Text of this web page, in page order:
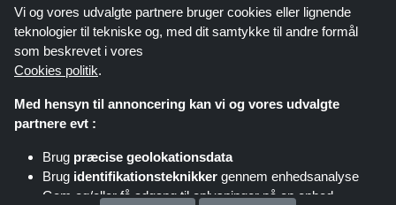
Shoppingspout.com/dk eller dets personale er ikke involveret, når du
foretager et køb via disse links, Shoppingspout.com/dk optjener kun
kommission gennem disse links/tilbud.
Vi og vores udvalgte partnere bruger cookies eller lignende
teknologier til tekniske og, med dit samtykke til andre formål
som beskrevet i vores
Cookies politik.
Med hensyn til annoncering kan vi og vores udvalgte
partnere evt :
Brug præcise geolokationsdata
Brug identifikationsteknikker gennem enhedsanalyse
Gem og/eller få adgang til oplysninger på en enhed